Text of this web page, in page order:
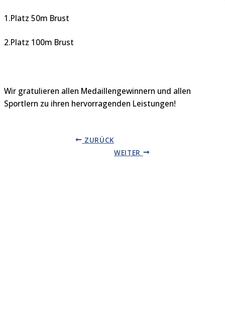
1.Platz 50m Brust
2.Platz 100m Brust
Wir gratulieren allen Medaillengewinnern und allen
Sportlern zu ihren hervorragenden Leistungen!
ZURÜCK
WEITER